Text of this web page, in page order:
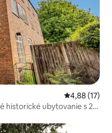
Priemerné
4,88 (17)
historické ubytovanie s 2